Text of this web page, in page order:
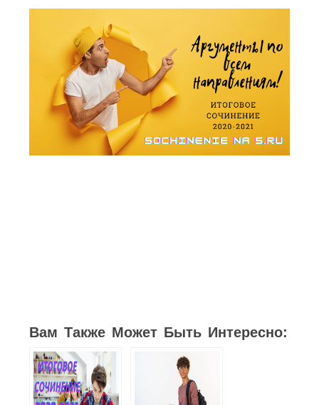
Вам Также Может Быть Интересно: